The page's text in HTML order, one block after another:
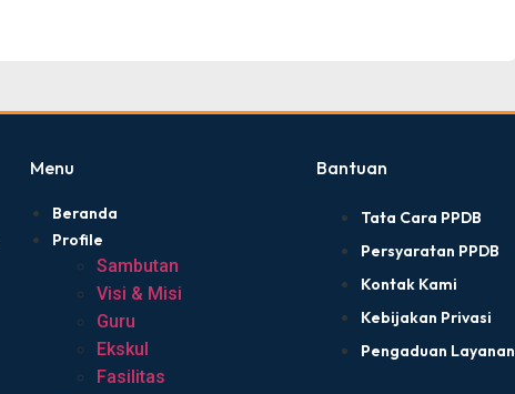
Menu
Beranda
Profile
Sambutan
Visi & Misi
Guru
Ekskul
Fasilitas
Bantuan
Tata Cara PPDB
Persyaratan PPDB
Kontak Kami
Kebijakan Privasi
Pengaduan Layanan